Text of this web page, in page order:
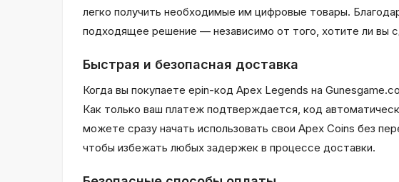
легко получить необходимые им цифровые товары.
подходящее решение — независимо от того, хотите ли вы
Быстрая и безопасная доставка
Когда вы покупаете epin-код Apex Legends на
Как только ваш платеж подтверждается, код
можете сразу начать использовать свои Apex Coins без
чтобы избежать любых задержек в процессе доставки.